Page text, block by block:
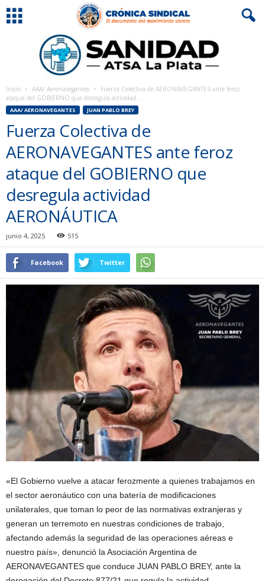
Inicio AAA/ Aeronavegantes
Fuerza Colectiva de AERONAVEGANTES ante feroz
ataque del GOBIERNO que desregula actividad...
AAA/ AERONAVEGANTES JUAN PABLO BREY
Fuerza Colectiva de
AERONAVEGANTES ante feroz
ataque del GOBIERNO que
desregula actividad
AERONÁUTICA
junio 4, 2025 515
Facebook Twitter
«El Gobierno vuelve a atacar ferozmente a quienes trabajamos en
el sector aeronáutico con una batería de modificaciones
unilaterales, que toman lo peor de las normativas extranjeras y
generan un terremoto en nuestras condiciones de trabajo,
afectando además la seguridad de las operaciones aéreas e
nuestro país», denunció la Asociación Argentina de
AERONAVEGANTES que conduce JUAN PABLO BREY, ante la